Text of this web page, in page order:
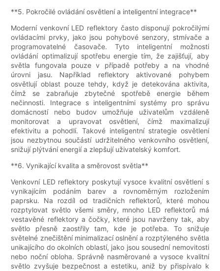
**5. Pokročilé ovládání osvětlení a inteligentní integrace**
Moderní venkovní LED reflektory často disponují pokročilými
ovládacími prvky, jako jsou pohybové senzory, stmívače a
programovatelné časovače. Tyto inteligentní možnosti
ovládání optimalizují spotřebu energie tím, že zajišťují, aby
světla fungovala pouze v případě potřeby a na vhodné
úrovni jasu. Například reflektory aktivované pohybem
osvětlují oblast pouze tehdy, když je detekována aktivita,
čímž se zabraňuje zbytečné spotřebě energie během
nečinnosti. Integrace s inteligentními systémy pro správu
domácností nebo budov umožňuje uživatelům vzdáleně
monitorovat a upravovat osvětlení, čímž maximalizují
efektivitu a pohodlí. Takové inteligentní strategie osvětlení
jsou nezbytnou součástí udržitelného venkovního osvětlení,
snižují plýtvání energií a zlepšují uživatelský komfort.
**6. Vynikající kvalita a směrovost světla**
Venkovní LED reflektory poskytují vysoce kvalitní osvětlení s
vynikajícím podáním barev a rovnoměrným rozložením
paprsku. Na rozdíl od tradičních reflektorů, které mohou
rozptylovat světlo všemi směry, mnoho LED reflektorů má
vestavěné reflektory a čočky, které jsou navrženy tak, aby
světlo přesně zaostřily tam, kde je potřeba. To snižuje
světelné znečištění minimalizací oslnění a rozptýleného světla
unikajícího do okolních oblastí, jako jsou sousední nemovitosti
nebo noční obloha. Správně nasměrované a vysoce kvalitní
světlo zvyšuje bezpečnost a estetiku, aniž by přispívalo k